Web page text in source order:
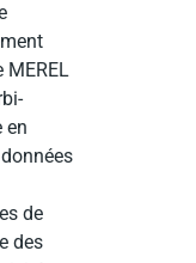
MEREL
en
de
des